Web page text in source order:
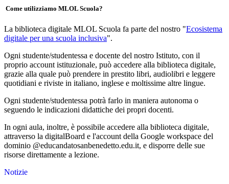
Come utilizziamo MLOL Scuola?
La biblioteca digitale MLOL Scuola fa parte del nostro "Ecosistema
digitale per una scuola inclusiva".
Ogni studente/studentessa e docente del nostro Istituto, con il
proprio account istituzionale, può accedere alla biblioteca digitale,
grazie alla quale può prendere in prestito libri, audiolibri e leggere
quotidiani e riviste in italiano, inglese e moltissime altre lingue.
Ogni studente/studentessa potrà farlo in maniera autonoma o
seguendo le indicazioni didattiche dei propri docenti.
In ogni aula, inoltre, è possibile accedere alla biblioteca digitale,
attraverso la digitalBoard e l'account della Google workspace del
dominio @educandatosanbenedetto.edu.it, e disporre delle sue
risorse direttamente a lezione.
Notizie